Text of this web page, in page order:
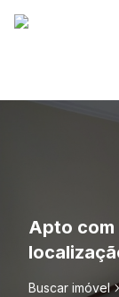
Apto com
Buscar imóvel